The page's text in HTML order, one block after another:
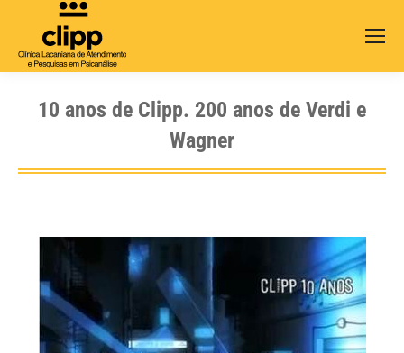
10 anos de Clipp. 200 anos de Verdi e
Wagner